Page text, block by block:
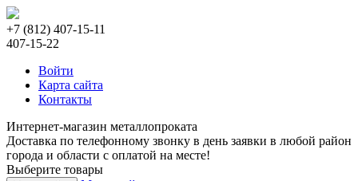
+7 (812) 407-15-11
407-15-22
Войти
Карта сайта
Контакты
Интернет-магазин металлопроката
Доставка по телефонному звонку в день заявки в любой район
города и области с оплатой на месте!
Выберите товары